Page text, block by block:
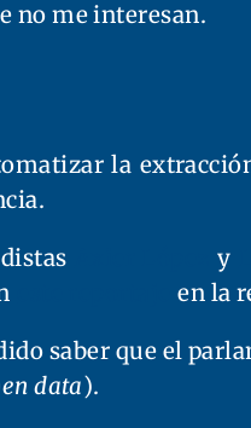
no me interesan.
la
y
en la
saber que el
data).